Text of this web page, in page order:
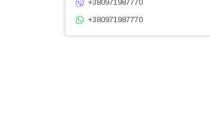
+380971987770
+380971987770